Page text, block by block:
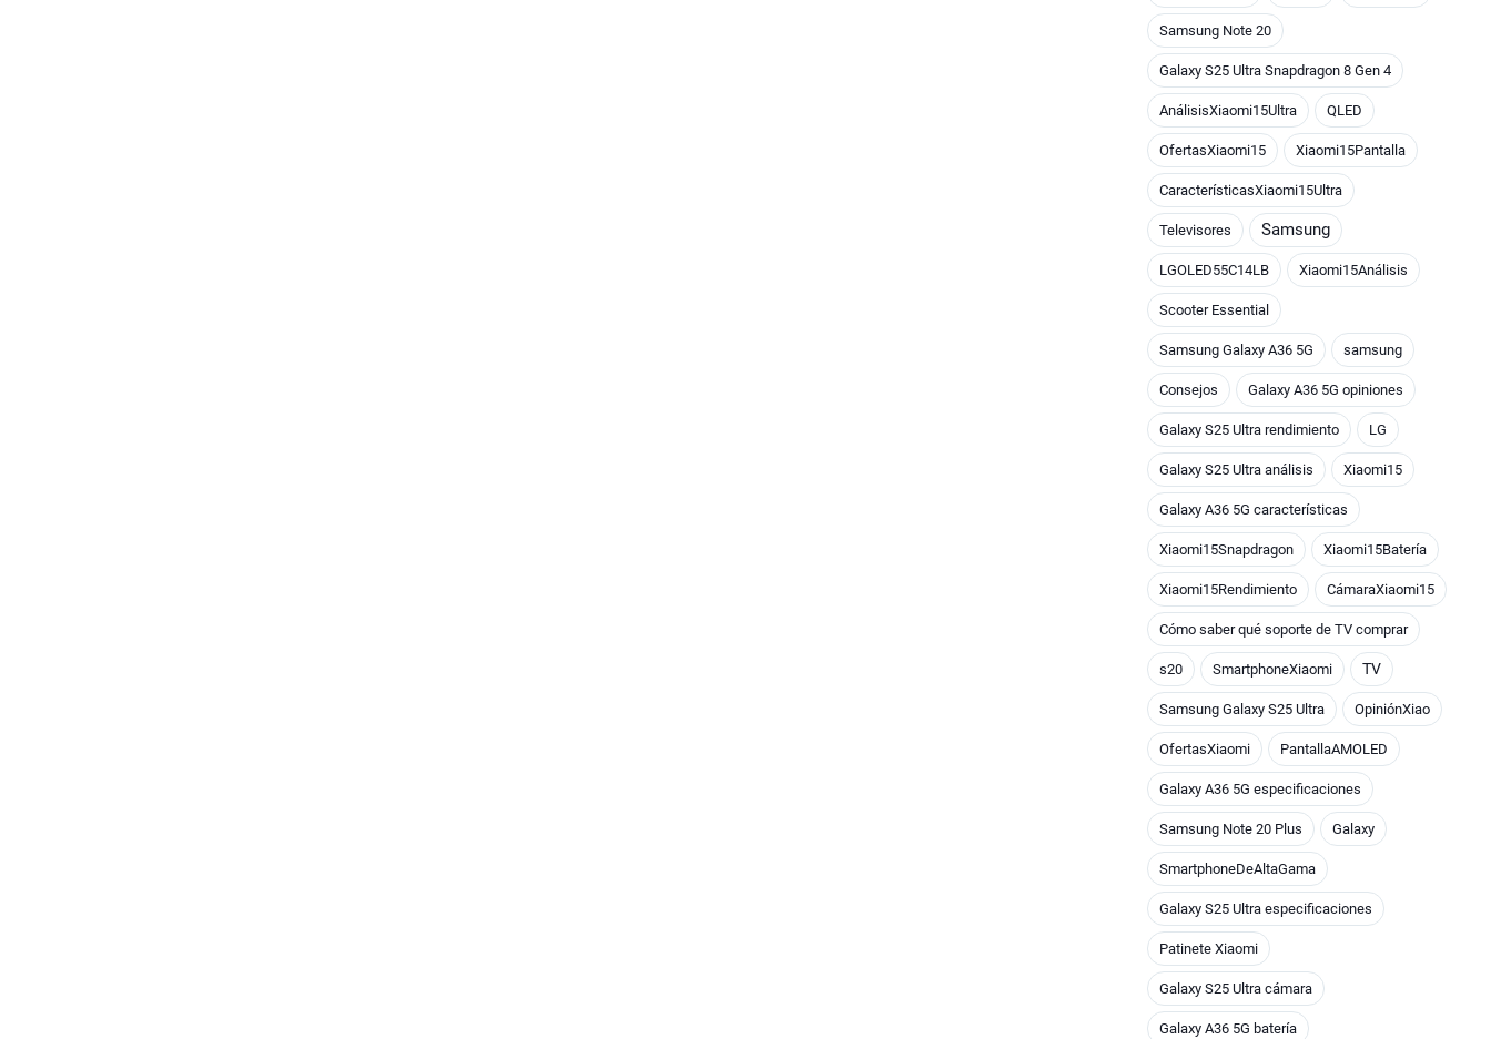
Samsung Note 20
Galaxy S25 Ultra Snapdragon 8 Gen 4
AnálisisXiaomi15Ultra QLED
OfertasXiaomi15 Xiaomi15Pantalla
CaracterísticasXiaomi15Ultra
Televisores Samsung
LGOLED55C14LB Xiaomi15Análisis
Scooter Essential
Samsung Galaxy A36 5G samsung
Consejos Galaxy A36 5G opiniones
Galaxy S25 Ultra rendimiento LG
Galaxy S25 Ultra análisis Xiaomi15
Galaxy A36 5G características
Xiaomi15Snapdragon Xiaomi15Batería
Xiaomi15Rendimiento CámaraXiaomi15
Cómo saber qué soporte de TV comprar
s20 SmartphoneXiaomi TV
Samsung Galaxy S25 Ultra OpiniónXiao
OfertasXiaomi PantallaAMOLED
Galaxy A36 5G especificaciones
Samsung Note 20 Plus Galaxy
SmartphoneDeAltaGama
Galaxy S25 Ultra especificaciones
Patinete Xiaomi
Galaxy S25 Ultra cámara
Galaxy A36 5G batería